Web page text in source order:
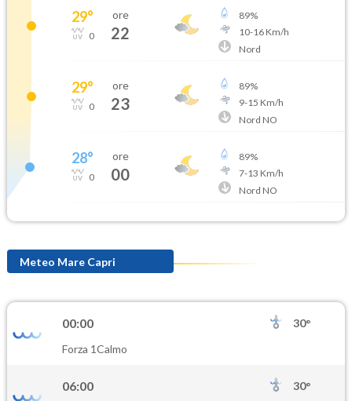
29°
0
ore
22
89%
10-16Km/h
Nord
29°
0
ore
23
89%
9-15 Km/h
Nord NO
28°
0
ore
00
89%
7-13 Km/h
Nord NO
Meteo Mare Capri
00:00
30°
Forza 1Calmo
06:00
30°